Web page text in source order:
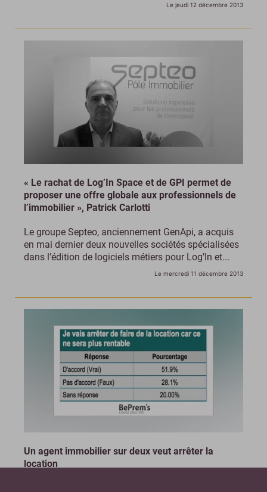
Le jeudi 12 décembre 2013
« Le rachat de Log’In Space et de GPI permet de
proposer une offre globale aux professionnels de
l’immobilier », Patrick Carlotti
Le groupe Septeo, anciennement GenApi, a acquis
en mai dernier deux nouvelles sociétés spécialisées
dans l’édition de logiciels métiers pour Log’In et...
Le mercredi 11 décembre 2013
Un agent immobilier sur deux veut arrêter la
location